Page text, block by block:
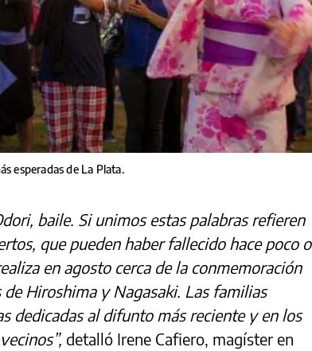
esperadas de La Plata.
baile. Si unimos estas palabras refieren
que pueden haber fallecido hace poco o
en agosto cerca de la conmemoración
Hiroshima y Nagasaki. Las familias
dedicadas al difunto más reciente y en los
detalló Irene Cafiero, magíster en